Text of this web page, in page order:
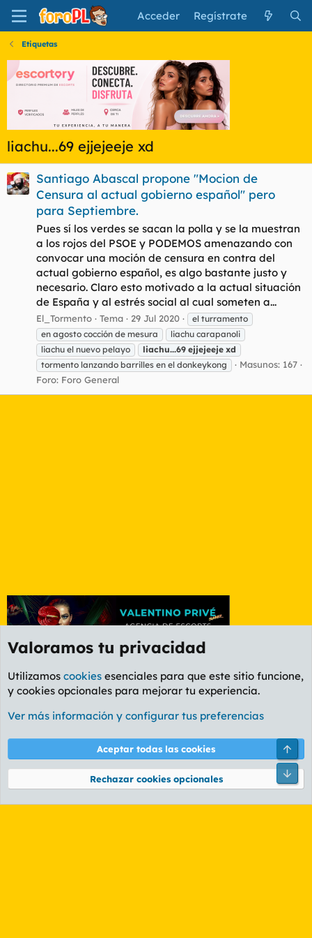
Acceder Regístrate
Etiquetas
liachu...69 ejjejeeje xd
Santiago Abascal propone "Mocion de
Censura al actual gobierno español" pero
para Septiembre.
Pues sí los verdes se sacan la polla y se la muestran
a los rojos del PSOE y PODEMOS amenazando con
convocar una moción de censura en contra del
actual gobierno español, es algo bastante justo y
necesario. Claro esto motivado a la actual situación
de España y al estrés social al cual someten a...
El_Tormento Tema 29 Jul 2020
el turramento
en agosto cocción de mesura
liachu carapanoli
liachu el nuevo pelayo
liachu...69 ejjejeeje xd
tormento lanzando barrilles en el donkeykong
Masunos: 167
Foro: Foro General
Etiquetas
Cookies
PL OLDSTYLE AMARILLO
Términos y reglas Política de privacidad Ayuda
Community platform by XenForo® © 2010-2026 XenForo Ltd.
Valoramos tu privacidad
Utilizamos cookies esenciales para que este sitio funcione,
y cookies opcionales para mejorar tu experiencia.
Ver más información y configurar tus preferencias
Aceptar todas las cookies
Rechazar cookies opcionales
Pie